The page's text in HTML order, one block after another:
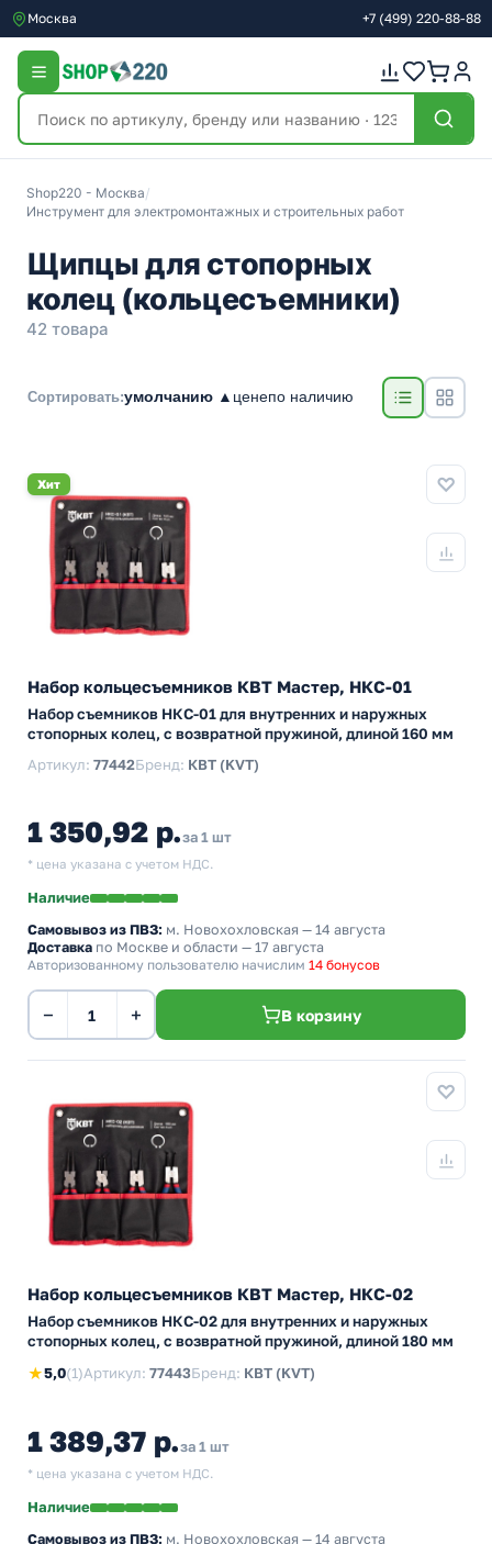
Москва +7 (499) 220-88-88
Shop220 - Москва/
Инструмент для электромонтажных и строительных работ
Щипцы для стопорных
колец (кольцесъемники)
42 товара
Сортировать:умолчанию ▲ ценепо наличию
Хит
Набор кольцесъемников КВТ Мастер, НКС-01
Набор съемников НКС-01 для внутренних и наружных
стопорных колец, с возвратной пружиной, длиной 160 мм
Артикул: 77442Бренд: КВТ (KVT)
1 350,92 р.за 1 шт
* цена указана с учетом НДС.
Наличие
Самовывоз из ПВЗ: м. Новохохловская — 14 августа
Доставка по Москве и области — 17 августа
Авторизованному пользователю начислим 14 бонусов
− + В корзину
Набор кольцесъемников КВТ Мастер, НКС-02
Набор съемников НКС-02 для внутренних и наружных
стопорных колец, с возвратной пружиной, длиной 180 мм
★5,0(1)Артикул: 77443Бренд: КВТ (KVT)
1 389,37 р.за 1 шт
* цена указана с учетом НДС.
Наличие
Самовывоз из ПВЗ: м. Новохохловская — 14 августа